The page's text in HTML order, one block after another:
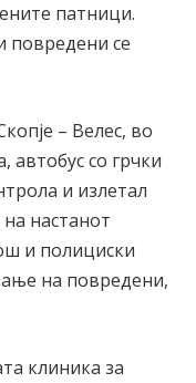
патници.
се
– Велес, во
автобус со грчки
и излетал
настанот
и полициски
на повредени,
клиника за